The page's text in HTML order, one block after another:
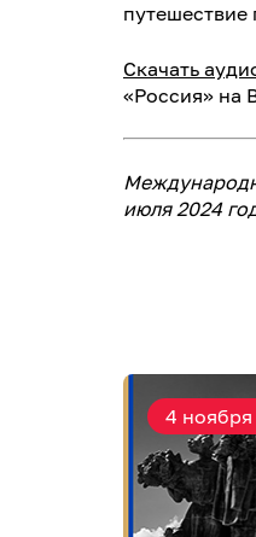
Скачать
«Россия» на
июля 2024
4